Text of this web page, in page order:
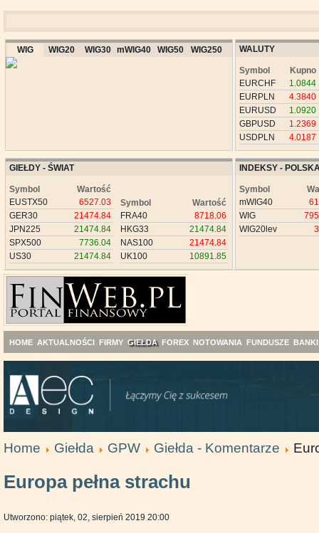
WIG WIG20 WIG30 mWIG40 WIG50 WIG250 WALUTY
Symbol
Kupno
EURCHF
1.0844
EURPLN
4.3840
EURUSD
1.0920
GBPUSD
1.2369
USDPLN
4.0187
GIEŁDY - ŚWIAT
Symbol
Wartość
EUSTX50
6527.03
GER30
21474.84
JPN225
21474.84
SPX500
7736.04
US30
21474.84
Symbol
Wartość
FRA40
8718.06
HKG33
21474.84
NAS100
21474.84
UK100
10891.85
INDEKSY -
Symbol
mWIG40
WIG
WIG20lev
HOME AKTUALNOŚCI FIRMY GIEŁDA FOREX NOTOWANIA FUNDUSZE BANKI
Home Giełda GPW Giełda - Komentarze
Europa pełna strachu
Utworzono: piątek, 02, sierpień 2019 20:00